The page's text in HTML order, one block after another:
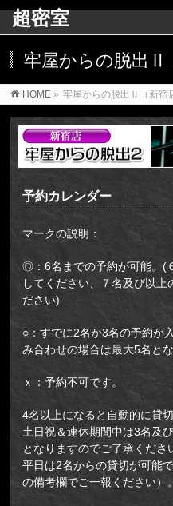
超密室
牢屋からの脱出Ⅱ
HOME » 牢屋からの脱出Ⅱ（新宿
予約カレンダー
マークの説明：
◎：6名までの予約が可能。(
してください、７名及び以上
ださい)
○：すでに2名か3名の予約が
み合わせの場合は最大5名とな
ｘ：予約不可です。
4名以上になると自動的に貸
土日祝＆連休期間中は3名及
となりますのでご了承くださ
平日は2名からの貸切が可能
の備考欄でご一報ください）。